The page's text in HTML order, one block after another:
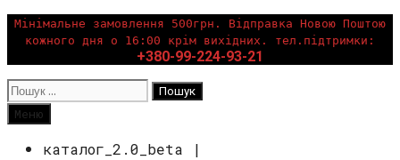
Перейти
вмісту
Мінімальне замовлення 500грн. Відправка Новою Поштою
кожного дня о 16:00 крім вихідних. тел.підтримки:
+380-99-224-93-21
Пошук:
Пошук
Меню
каталог_2.0_beta |